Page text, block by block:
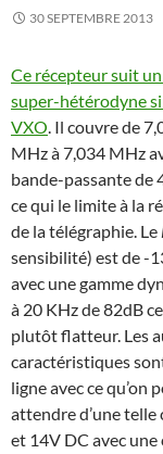
30 SEPTEMBRE 2013
Ce récepteur suit
super-hétérodyne
VXO. Il couvre de
MHz à 7,034 MHz
bande-passante de
ce qui le limite à la
de la télégraphie. Le
sensibilité) est de -
avec une gamme
à 20 KHz de 82dB
plutôt flatteur. Les
caractéristiques
ligne avec ce qu’on
attendre d’une telle
et 14V DC avec